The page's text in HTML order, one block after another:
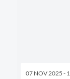
07 NOV 2025 -